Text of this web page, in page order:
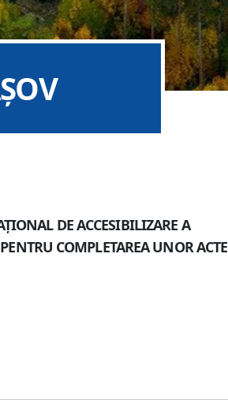
DE ACCESIBILIZARE A
COMPLETAREA UNOR ACTE